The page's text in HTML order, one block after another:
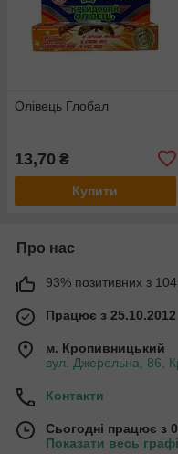
Олівець Глобал
13,70 ₴
Купити
Про нас
93% позитивних з 104
Працює з 25.10.2012
м. Кропивницький
вул. Джерельна, 86,
Контакти
Сьогодні працює з
Показати весь